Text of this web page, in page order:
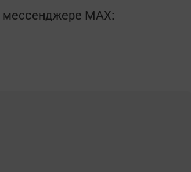
мессенджере MАХ: